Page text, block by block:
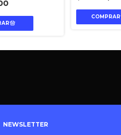
NEWSLETTER